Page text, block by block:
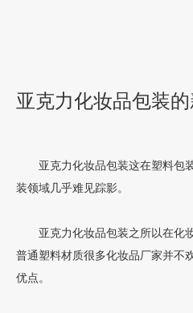
亚克力化妆品包装的
亚克力化妆品包装这在塑料包装
装领域几乎难见踪影。
亚克力化妆品包装之所以在化
普通塑料材质很多化妆品厂家并不
优点。